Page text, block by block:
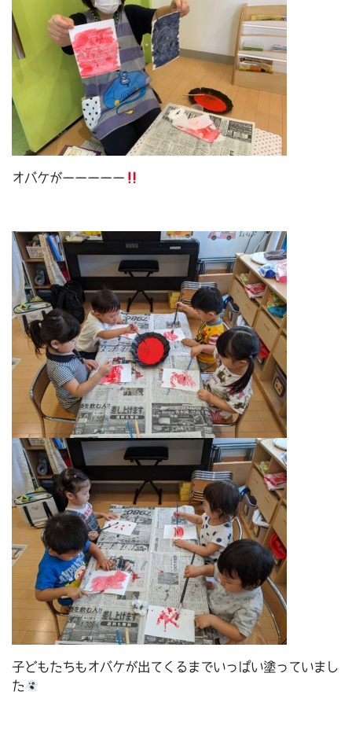
オバケがーーーーー
子どもたちもオバケが出てくるまでいっぱい塗っていまし
た